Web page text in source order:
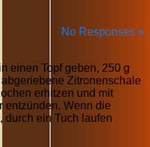
No Responses »
einen Topf geben, 250 g
Zitronenschale
erhitzen und mit
entzünden. Wenn die
durch ein Tuch laufen